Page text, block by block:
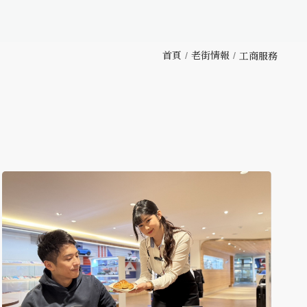
首頁 老街情報 工商服務